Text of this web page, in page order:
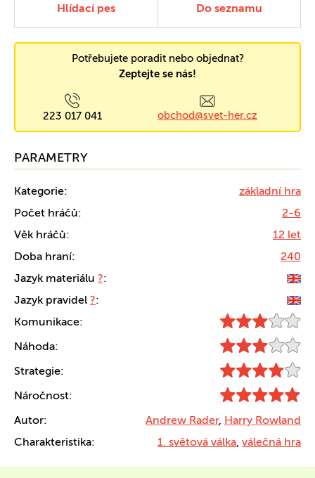
Hlídací pes Do seznamu
Potřebujete poradit nebo objednat?
Zeptejte se nás!
223 017 041 obchod@svet-her.cz
PARAMETRY
Kategorie:
základní hra
Počet hráčů:
2-6
Věk hráčů:
12 let
Doba hraní:
240
Jazyk materiálu ?:
Jazyk pravidel ?:
Komunikace:
Náhoda:
Strategie:
Náročnost:
Autor:
Andrew Rader, Harry Rowland
Charakteristika:
1. světová válka, válečná hra